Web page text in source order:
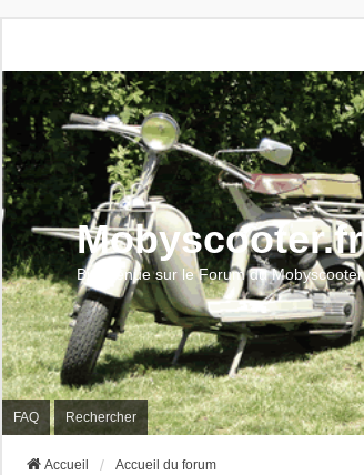
Mobyscooter.fr
Bienvenue sur le Forum du Mobyscooter
FAQ Rechercher
Accueil Accueil du forum